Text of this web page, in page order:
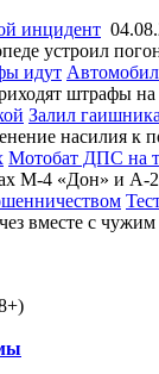
инцидент
устроил
штрафы
Залил
насилия к
Мотобат ДПС на
М-4 «Дон» и А-
вместе с